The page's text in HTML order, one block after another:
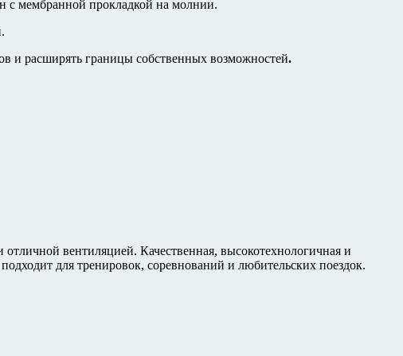
с мембранной прокладкой на молнии.
и расширять границы собственных возможностей.
вентиляцией. Качественная, высокотехнологичная и
для тренировок, соревнований и любительских поездок.